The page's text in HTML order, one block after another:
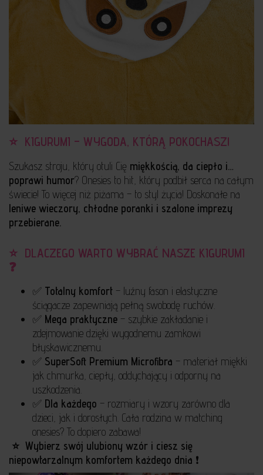
⭐ ️ KIGURUMI – WYGODA, KTÓRĄ POKOCHASZ!
Szukasz stroju, który otuli Cię miękkością, da ciepło i…
poprawi humor? Onesies to hit, który podbił serca na całym
świecie! To więcej niż piżama – to styl życia! Doskonałe na
leniwe wieczory, chłodne poranki i szalone imprezy
przebierane.
⭐ ️ DLACZEGO WARTO WYBRAĆ NASZE KIGURUMI
❓
✅ Totalny komfort – luźny fason i elastyczne
ściągacze zapewniają pełną swobodę ruchów.
✅ Mega praktyczne – szybkie zakładanie i
zdejmowanie dzięki wygodnemu zamkowi
błyskawicznemu.
✅ SuperSoft Premium Microfibra – materiał miękki
jak chmurka, ciepły, oddychający i odporny na
uszkodzenia.
✅ Dla każdego – rozmiary i wzory zarówno dla
dzieci, jak i dorosłych. Cała rodzina w matching
onesies? To dopiero zabawa!
⭐ ️ Wybierz swój ulubiony wzór i ciesz się
niepowtarzalnym komfortem każdego dnia ❗️